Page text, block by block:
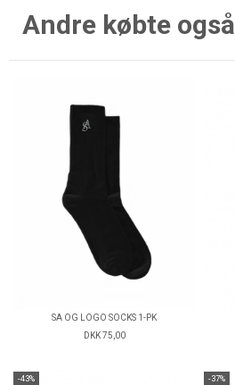
Andre købte også
SA OG LOGO SOCKS 1-PK
DKK 75,00
-43% -37%